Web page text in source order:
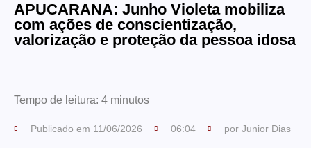
APUCARANA: Junho Violeta mobiliza
com ações de conscientização,
valorização e proteção da pessoa idosa
Tempo de leitura: 4 minutos
Publicado em 11/06/2026 06:04 por Junior Dias